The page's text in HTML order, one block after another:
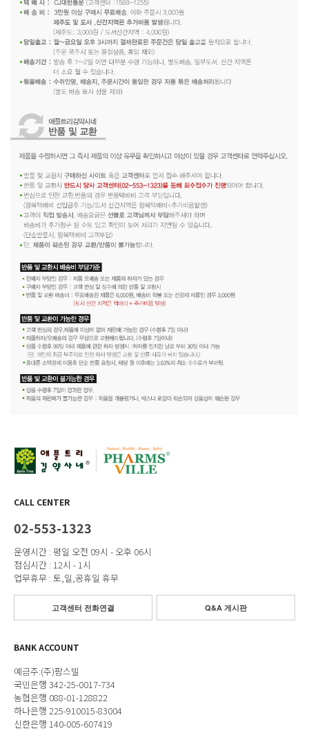
CALL CENTER
02-553-1323
운영시간 : 평일 오전 09시 - 오후 06시
점심시간 : 12시 - 1시
업무휴무 : 토,일,공휴일 휴무
고객센터 전화연결 Q&A 게시판
BANK ACCOUNT
예금주:(주)팜스빌
국민은행 342-25-0017-734
농협은행 088-01-128822
하나은행 225-910015-83004
신한은행 140-005-607419